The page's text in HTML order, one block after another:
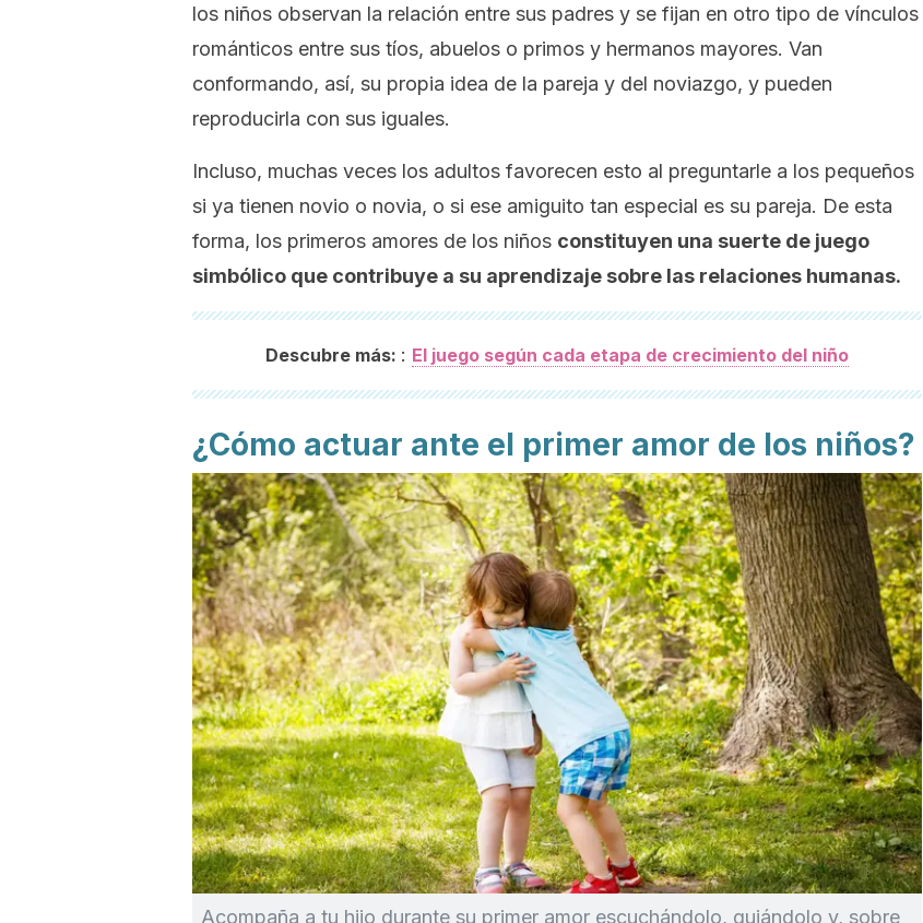
los niños observan la relación entre sus padres y se fijan en otro tipo de vínculos
románticos entre sus tíos, abuelos o primos y hermanos mayores. Van
conformando, así, su propia idea de la pareja y del noviazgo, y pueden
reproducirla con sus iguales.
Incluso, muchas veces los adultos favorecen esto al preguntarle a los pequeños
si ya tienen novio o novia, o si ese amiguito tan especial es su pareja. De esta
forma, los primeros amores de los niños constituyen una suerte de juego
simbólico que contribuye a su aprendizaje sobre las relaciones humanas.
Descubre más: : El juego según cada etapa de crecimiento del niño
¿Cómo actuar ante el primer amor de los niños?
Acompaña a tu hijo durante su primer amor escuchándolo, guiándolo y, sobre